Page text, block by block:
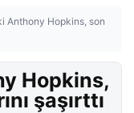
Anthony Hopkins, son
Hopkins,
şaşırttı